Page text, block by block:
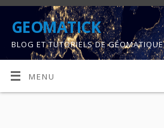
GEOMATICK
BLOG ET TUTORIELS DE GÉOMATIQUE
MENU